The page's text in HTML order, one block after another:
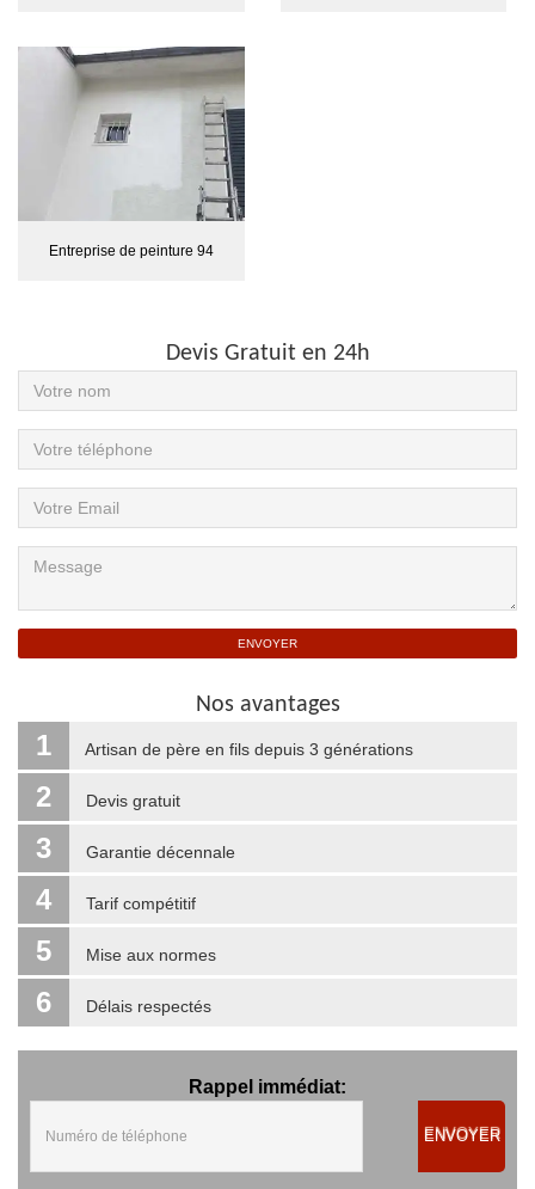
Entreprise de peinture 94
Devis Gratuit en 24h
Nos avantages
1 Artisan de père en fils depuis 3 générations
2 Devis gratuit
3 Garantie décennale
4 Tarif compétitif
5 Mise aux normes
6 Délais respectés
Rappel immédiat:
ENVOYER